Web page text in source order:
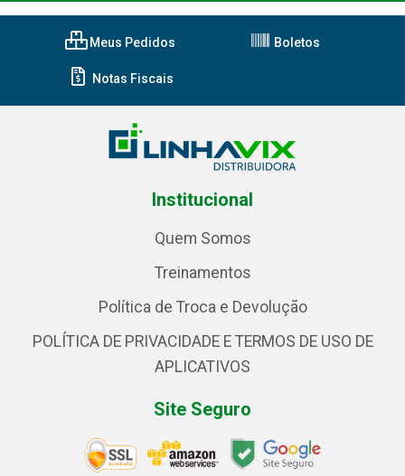
Meus Pedidos Boletos
Notas Fiscais
Institucional
Quem Somos
Treinamentos
Política de Troca e Devolução
POLÍTICA DE PRIVACIDADE E TERMOS DE USO DE
APLICATIVOS
Site Seguro